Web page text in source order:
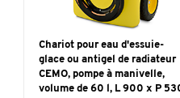
Chariot pour eau d'essuie-
glace ou antigel de radiateur
CEMO, pompe à manivelle,
volume de 60 l, L 900 x P